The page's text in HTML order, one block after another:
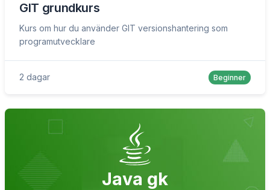
GIT grundkurs
Kurs om hur du använder GIT versionshantering som
programutvecklare
2 dagar Beginner
Java gk